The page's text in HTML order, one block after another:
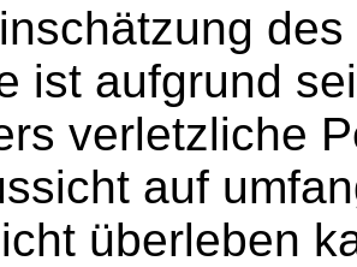
ist aufgrund
verletzliche
auf
überleben